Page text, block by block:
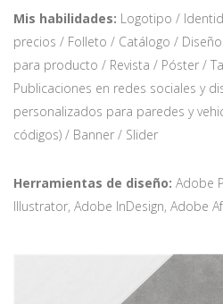
Mis habilidades: Logotipo /
precios / Folleto / Catálogo /
para producto / Revista / Póster /
Publicaciones en redes sociales y
personalizados para paredes y
códigos) / Banner / Slider
Herramientas de diseño: Adobe
Illustrator, Adobe InDesign, Adobe